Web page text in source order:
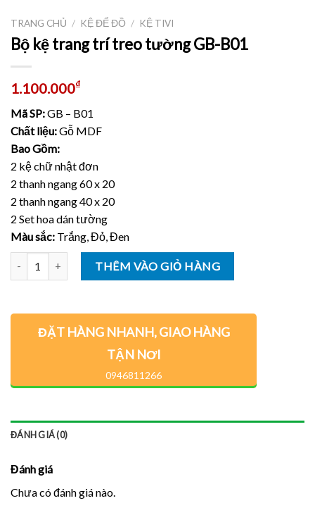
TRANG CHỦ / KỆ ĐỂ ĐỒ / KỆ TIVI
Bộ kệ trang trí treo tường GB-B01
1.100.000₫
Mã SP:GB – B01
Chất liệu:Gỗ MDF
Bao Gồm:
2 kệ chữ nhật đơn
2 thanh ngang 60 x 20
2 thanh ngang 40 x 20
2 Set hoa dán tường
Màu sắc: Trắng, Đỏ, Đen
THÊM VÀO GIỎ HÀNG
ĐẶT HÀNG NHANH, GIAO HÀNG
TẬN NƠI
0946811266
ĐÁNH GIÁ (0)
Đánh giá
Chưa có đánh giá nào.